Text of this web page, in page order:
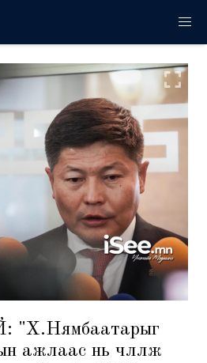
ажлаас нь чөлөөлж